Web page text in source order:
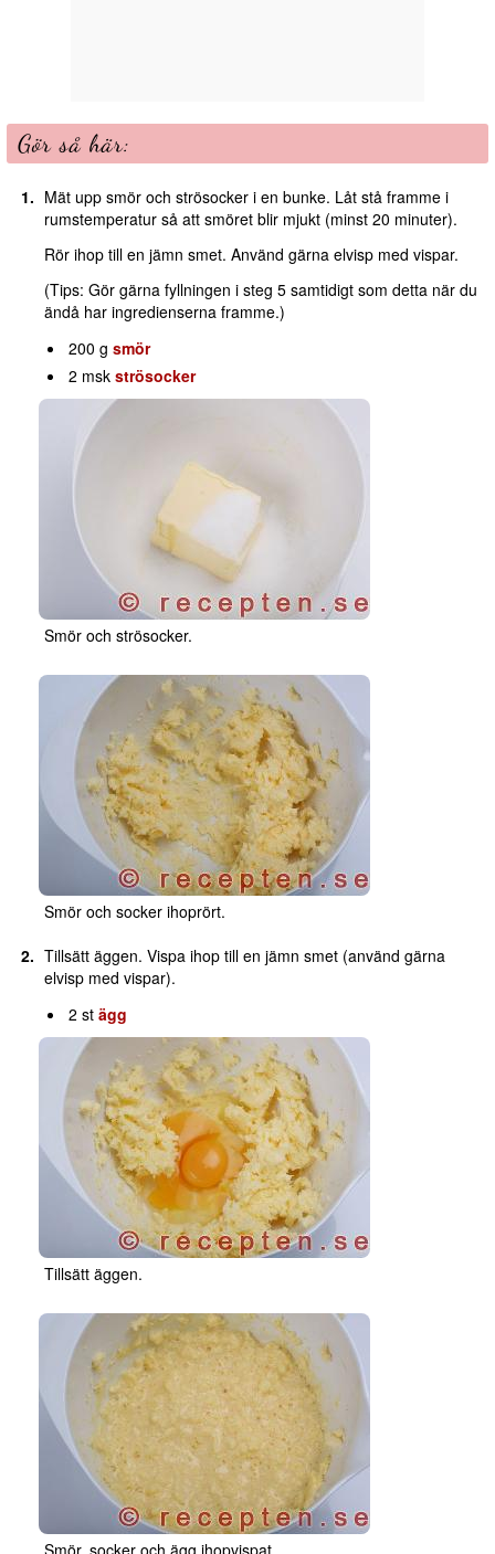
Gör så här:
Mät upp smör och strösocker i en bunke. Låt stå framme i
rumstemperatur så att smöret blir mjukt (minst 20 minuter).
Rör ihop till en jämn smet. Använd gärna elvisp med vispar.
(Tips: Gör gärna fyllningen i steg 5 samtidigt som detta när du
ändå har ingredienserna framme.)
200 gsmör
2 mskströsocker
Smör och strösocker.
Smör och socker ihoprört.
Tillsätt äggen. Vispa ihop till en jämn smet (använd gärna
elvisp med vispar).
2 stägg
Tillsätt äggen.